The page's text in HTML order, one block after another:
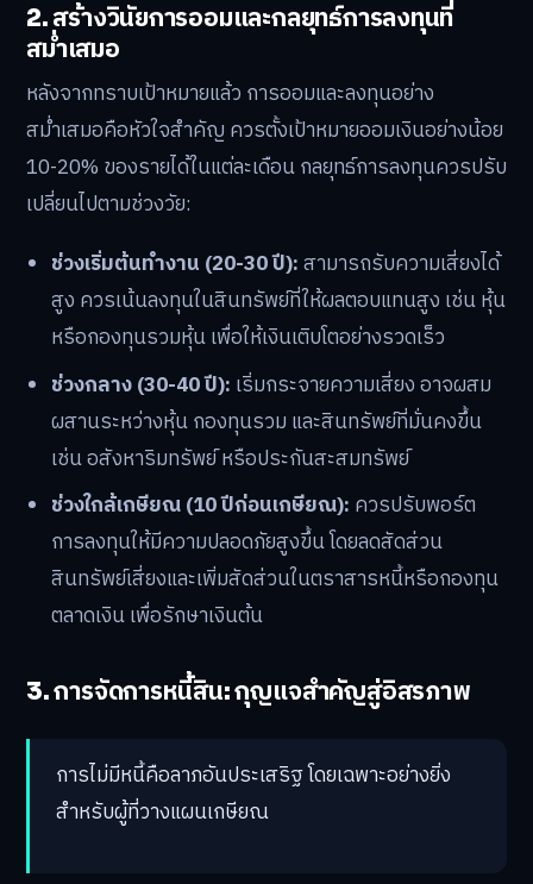
2. สร้างวินัยการออมและกลยุทธ์การลงทุนที่
สม่ำเสมอ
หลังจากทราบเป้าหมายแล้ว การออมและลงทุนอย่าง
สม่ำเสมอคือหัวใจสำคัญ ควรตั้งเป้าหมายออมเงินอย่างน้อย
10-20% ของรายได้ในแต่ละเดือน กลยุทธ์การลงทุนควรปรับ
เปลี่ยนไปตามช่วงวัย:
ช่วงเริ่มต้นทำงาน (20-30 ปี):สามารถรับความเสี่ยงได้
สูง ควรเน้นลงทุนในสินทรัพย์ที่ให้ผลตอบแทนสูง เช่น หุ้น
หรือกองทุนรวมหุ้น เพื่อให้เงินเติบโตอย่างรวดเร็ว
ช่วงกลาง (30-40 ปี): เริ่มกระจายความเสี่ยง อาจผสม
ผสานระหว่างหุ้น กองทุนรวม และสินทรัพย์ที่มั่นคงขึ้น
เช่น อสังหาริมทรัพย์ หรือประกันสะสมทรัพย์
ช่วงใกล้เกษียณ (10 ปีก่อนเกษียณ): ควรปรับพอร์ต
การลงทุนให้มีความปลอดภัยสูงขึ้น โดยลดสัดส่วน
สินทรัพย์เสี่ยงและเพิ่มสัดส่วนในตราสารหนี้หรือกองทุน
ตลาดเงิน เพื่อรักษาเงินต้น
3. การจัดการหนี้สิน: กุญแจสำคัญสู่อิสรภาพ
การไม่มีหนี้คือลาภอันประเสริฐ โดยเฉพาะอย่างยิ่ง
สำหรับผู้ที่วางแผนเกษียณ